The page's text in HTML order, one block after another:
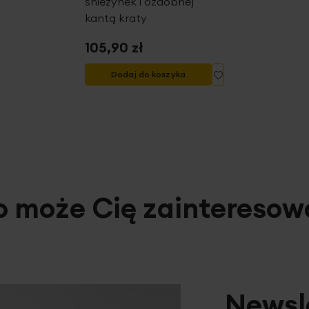
kantą kraty
105,90 zł
Dodaj do koszyka
do
może Cię